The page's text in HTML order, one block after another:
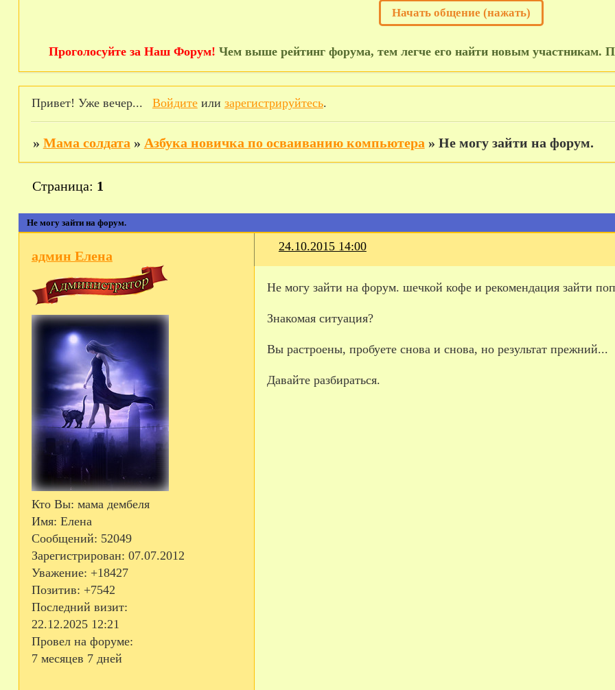
Начать общение (нажать)
Проголосуйте за Наш Форум! Чем выше рейтинг форума, тем легче его найти новым участникам.
Привет! Уже вечер... Войдитеили зарегистрируйтесь.
» Мама солдата » Азбука новичка по осваиванию компьютера » Не могу зайти на форум.
Не могу зайти на форум.
Страница: 1
24.10.2015 14:00
админ Елена
Кто Вы: мама дембеля
Имя: Елена
Сообщений: 52049
Зарегистрирован: 07.07.2012
Уважение: +18427
Позитив: +7542
Последний визит:
22.12.2025 12:21
Провел на форуме:
7 месяцев 7 дней
Не могу зайти на форум. шечкой кофе и рекомендация зайти
Знакомая ситуация?
Вы растроены, пробуете снова и снова, но результат прежний...
Давайте разбираться.